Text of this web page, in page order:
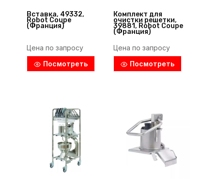
Вставка, 49332,
Robot Coupe
(Франция)
Цена по запросу
Посмотреть
Комплект для
очистки решетки,
39881, Robot Coupe
(Франция)
Цена по запросу
Посмотреть